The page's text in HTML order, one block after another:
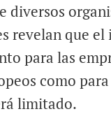
diversos
revelan que el
para las
como
limitado.